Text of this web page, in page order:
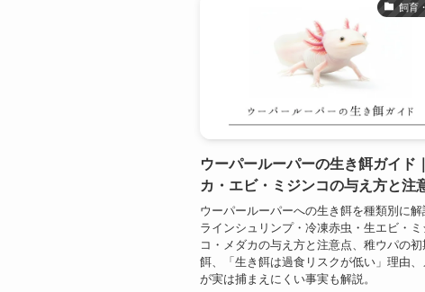
飼育
ウーパールーパーの生き餌ガイド
カ・エビ・ミジンコの与え方と注
ウーパールーパーへの生き餌を種類別に
ラインシュリンプ・冷凍赤虫・生エビ・ミ
コ・メダカの与え方と注意点、稚ウパの初
餌、「生き餌は過食リスクが低い」理由、
が実は捕まえにくい事実も解説。